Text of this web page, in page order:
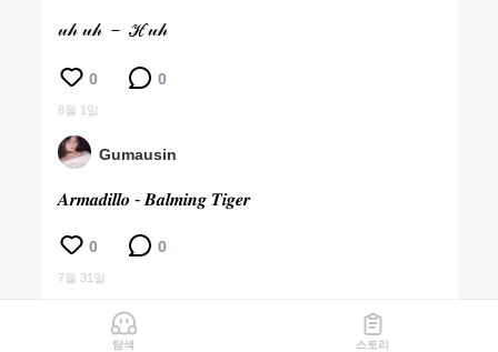
탐색 스토리
𝓊𝒽 𝓊𝒽 － ℋ𝓊𝒽
0 0
8월 1일
Gumausin
𝑨𝒓𝒎𝒂𝒅𝒊𝒍𝒍𝒐 - 𝑩𝒂𝒍𝒎𝒊𝒏𝒈 𝑻𝒊𝒈𝒆𝒓
0 0
7월 31일